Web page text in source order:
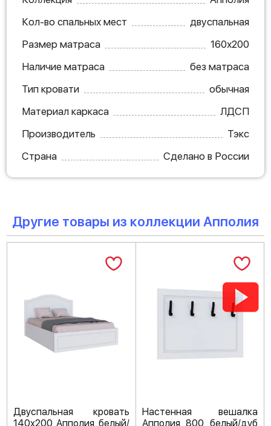
Кол-во спальных мест
двуспальная
Размер матраса
160х200
Наличие матраса
без матраса
Тип кровати
обычная
Материал каркаса
ЛДСП
Производитель
Тэкс
Страна
Сделано в России
Другие товары из коллекции Апполия
Двуспальная кровать
140х200 Апполия белый/
Настенная вешалка
Апполия 800 белый/дуб